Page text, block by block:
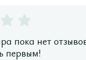
пока нет
первым!